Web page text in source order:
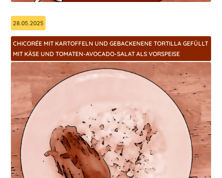
28.05.2025
CHICORÉE MIT KARTOFFELN UND GEBACKENENE TORTILLA GEFÜLLT
MIT KÄSE UND TOMATEN-AVOCADO-SALAT ALS VORSPEISE